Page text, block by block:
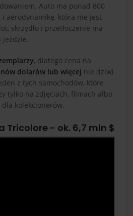
Auto ma ponad 800
aerodynamikę, która nie jest
skrzydło i przetłoczenie ma
jeździe.
, dlatego cena na
dolarów lub więcej nie dziwi
z tych samochodów, które
tylko na zdjęciach, filmach albo
kolekcjonerów.
Tricolore - ok. 6,7 mln $